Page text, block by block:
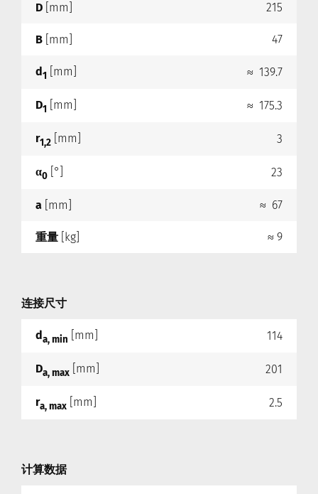
D [mm] 215
B [mm] 47
d1 [mm] ≈ 139.7
D1 [mm] ≈ 175.3
r1,2 [mm] 3
α0 [°] 23
a [mm] ≈ 67
重量 [kg] ≈ 9
连接尺寸
da, min [mm] 114
Da, max [mm] 201
ra, max [mm] 2.5
计算数据